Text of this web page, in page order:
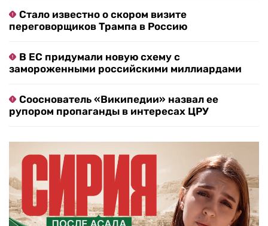
Стало известно о скором визите
переговорщиков Трампа в Россию
В ЕС придумали новую схему с
замороженными российскими миллиардами
Сооснователь «Википедии» назвал ее
рупором пропаганды в интересах ЦРУ